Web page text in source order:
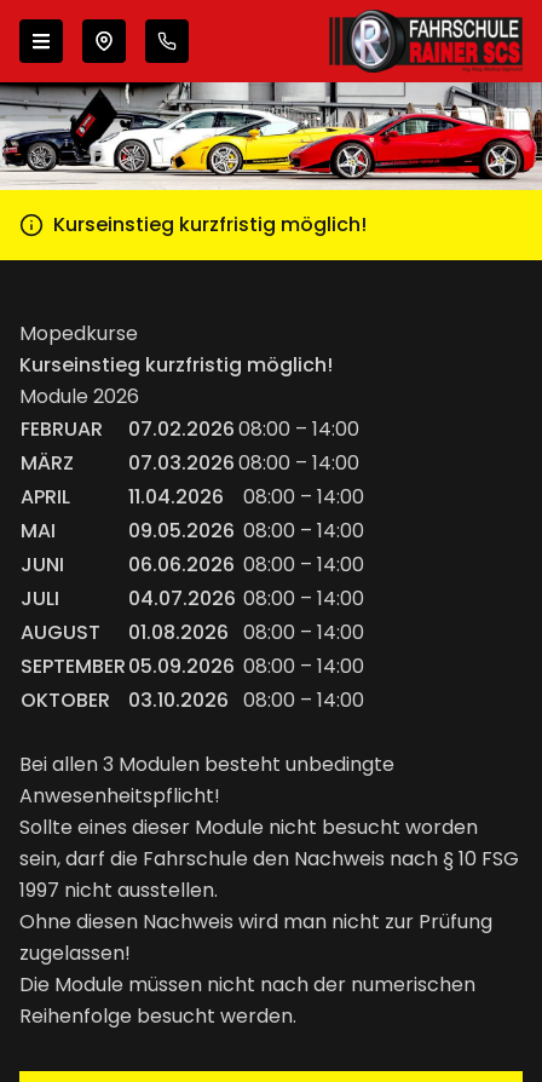
Zur Navigation springen
Zum Inhalt springen
Wähle deinen Standort
Kurseinstieg kurzfristig möglich!
Mopedkurse
Kurseinstieg kurzfristig möglich!
Module 2026
FEBRUAR
07.02.202608:00 – 14:00
MÄRZ
07.03.202608:00 – 14:00
APRIL
11.04.2026
08:00 – 14:00
MAI
09.05.2026 08:00 – 14:00
JUNI
06.06.2026 08:00 – 14:00
JULI
04.07.2026 08:00 – 14:00
AUGUST
01.08.2026 08:00 – 14:00
SEPTEMBER05.09.2026 08:00 – 14:00
OKTOBER
03.10.2026 08:00 – 14:00
Bei allen 3 Modulen besteht unbedingte
Anwesenheitspflicht!
Sollte eines dieser Module nicht besucht worden
sein, darf die Fahrschule den Nachweis nach § 10 FSG
1997 nicht ausstellen.
Ohne diesen Nachweis wird man nicht zur Prüfung
zugelassen!
Die Module müssen nicht nach der numerischen
Reihenfolge besucht werden.